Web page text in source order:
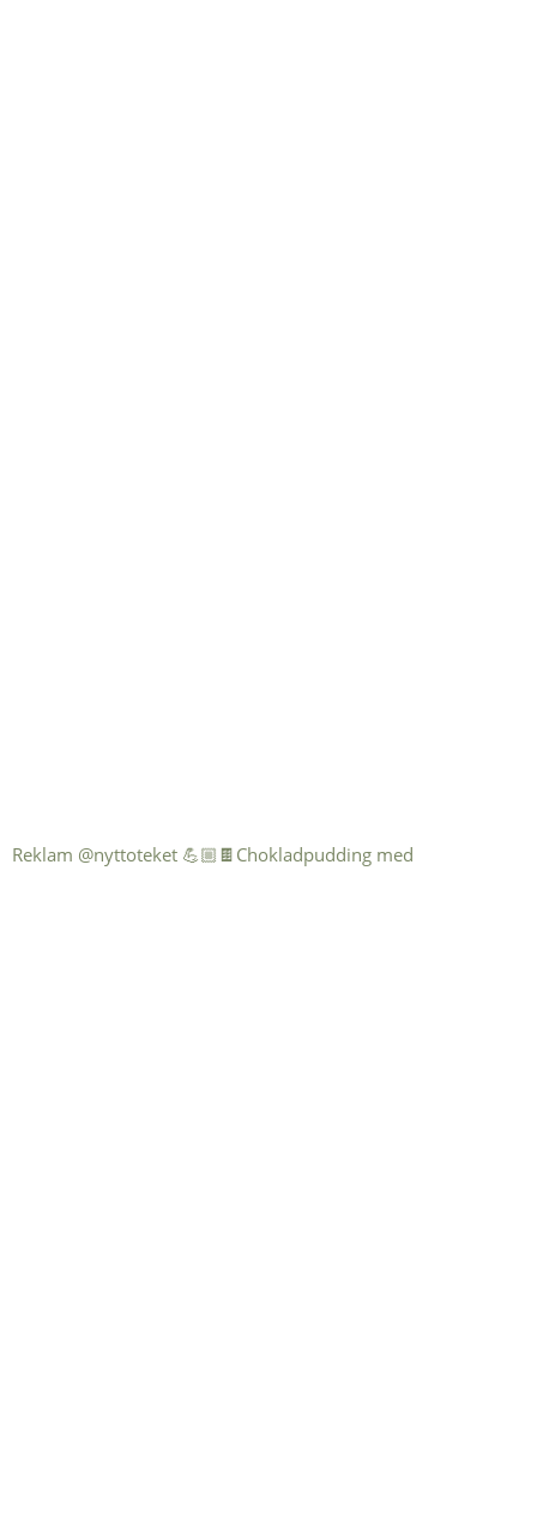
Reklam @nyttoteket 💪🏼🍫Chokladpudding med